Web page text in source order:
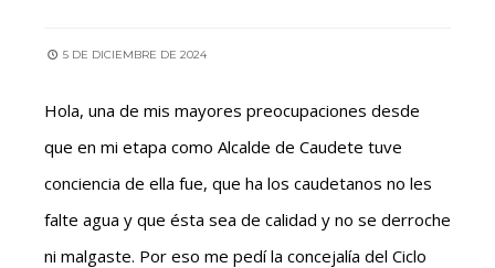
5 DE DICIEMBRE DE 2024
Hola, una de mis mayores preocupaciones desde
que en mi etapa como Alcalde de Caudete tuve
conciencia de ella fue, que ha los caudetanos no les
falte agua y que ésta sea de calidad y no se derroche
ni malgaste. Por eso me pedí la concejalía del Ciclo